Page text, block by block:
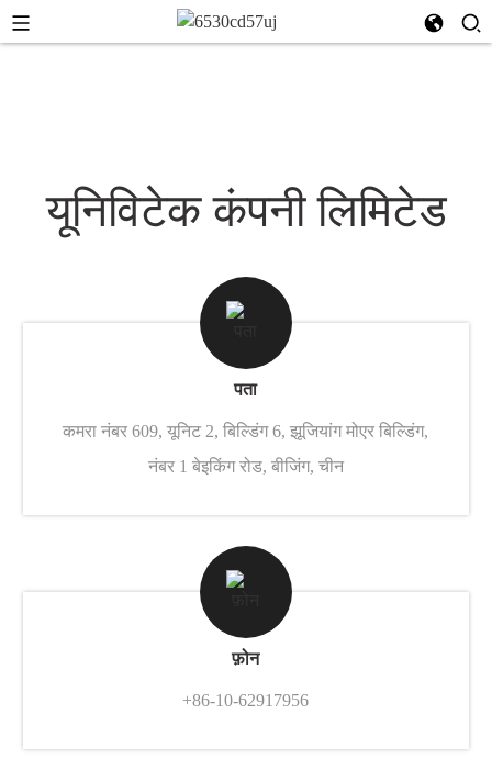
यूनिविटेक कंपनी लिमिटेड
पता
कमरा नंबर 609, यूनिट 2, बिल्डिंग 6, झूजियांग मोएर बिल्डिंग,
नंबर 1 बेइकिंग रोड, बीजिंग, चीन
फ़ोन
+86-10-62917956